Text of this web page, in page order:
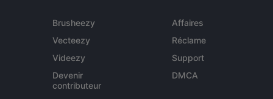
Brusheezy
Vecteezy
Videezy
Devenir
contributeur
Affaires
Réclame
Support
DMCA